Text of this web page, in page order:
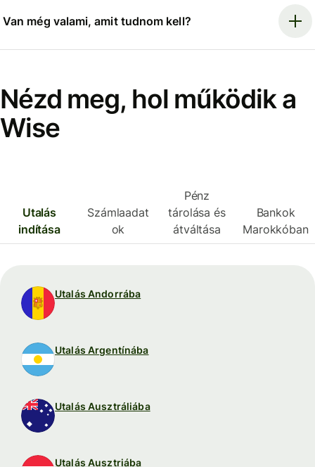
Van még valami, amit tudnom kell?
Nézd meg, hol működik a
Wise
Utalás
indítása
Számlaadat
ok
Pénz
tárolása és
átváltása
Bankok
Marokkóban
Utalás Andorrába
Utalás Argentínába
Utalás Ausztráliába
Utalás Ausztriába